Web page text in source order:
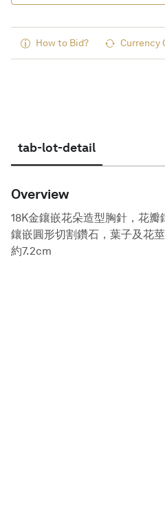
How to Bid? Currency
tab-lot-detail
Overview
18K金鑲嵌花朵造型胸針，花
鑲嵌圓形切割鑽石，葉子及花
約7.2cm